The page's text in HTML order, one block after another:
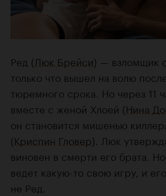
Ред (Люк Брейси) — взломщик
только что вышел на волю
тюремного срока. Но через 11
вместе с женой Хлоей (Нина
он становится мишенью
(Криспин Гловер). Люк
виновен в смерти его брата.
ведет какую-то свою игру, и
не Ред.